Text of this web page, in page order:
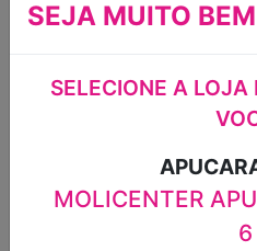
SAZÓN 60G
SEJA MUITO
SELECIONE A LOJA
MOLICENTER
6